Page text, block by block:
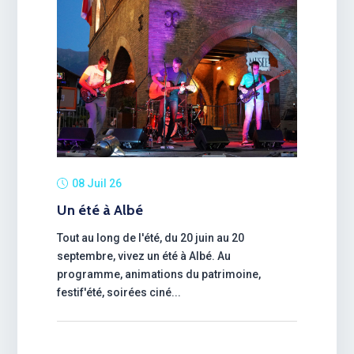
08 Juil 26
Un été à Albé
Tout au long de l'été, du 20 juin au 20
septembre, vivez un été à Albé. Au
programme, animations du patrimoine,
festif'été, soirées ciné...